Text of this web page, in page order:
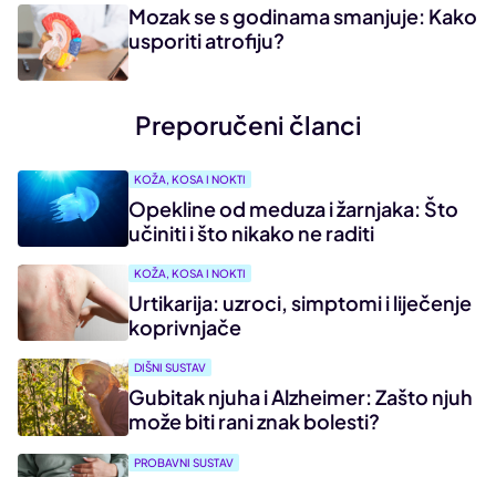
Mozak se s godinama smanjuje: Kako
usporiti atrofiju?
Preporučeni članci
KOŽA, KOSA I NOKTI
Opekline od meduza i žarnjaka: Što
učiniti i što nikako ne raditi
KOŽA, KOSA I NOKTI
Urtikarija: uzroci, simptomi i liječenje
koprivnjače
DIŠNI SUSTAV
Gubitak njuha i Alzheimer: Zašto njuh
može biti rani znak bolesti?
PROBAVNI SUSTAV